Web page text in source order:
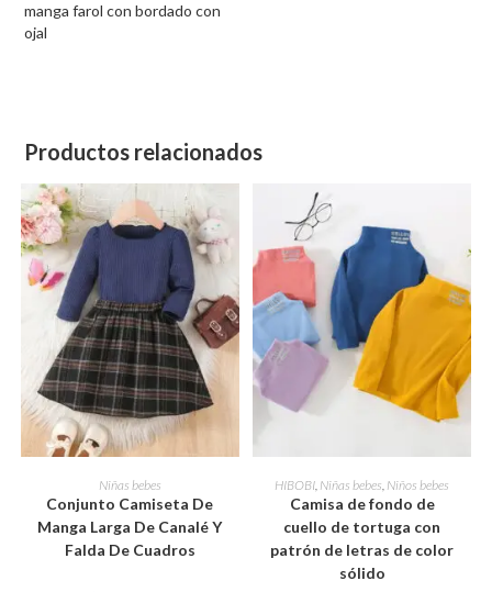
manga farol con bordado con
ojal
Productos relacionados
SELECCIONAR OPCIONES
Este
producto
tiene
múltiples
variantes.
opciones
Niñas bebes
Conjunto Camiseta De
Manga Larga De Canalé Y
Falda De Cuadros
SELECCIONAR OPCIONES
Este
producto
tiene
múltiples
variantes.
opciones
se
HIBOBI, Niñas bebes, Niños bebes
Camisa de fondo de
cuello de tortuga con
patrón de letras de color
sólido